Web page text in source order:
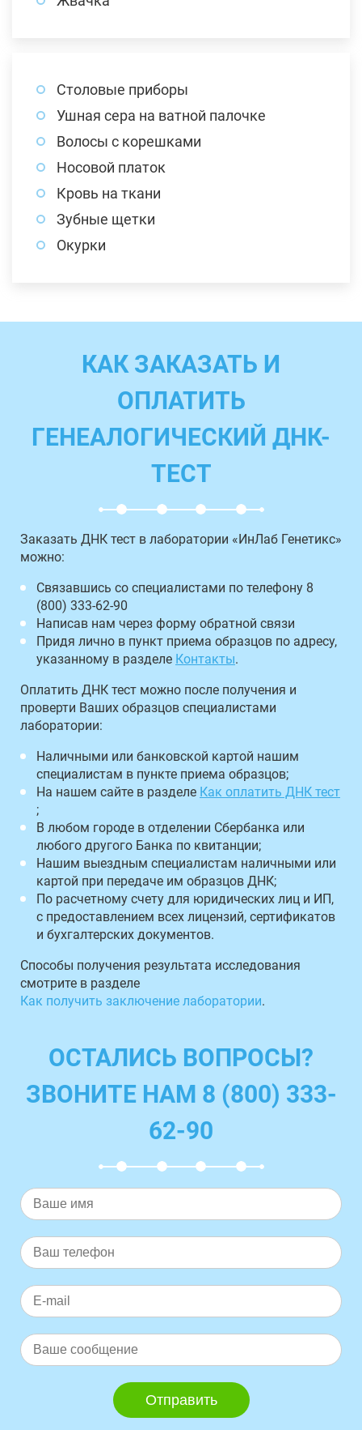
Столовые приборы
Ушная сера на ватной палочке
Волосы с корешками
Носовой платок
Кровь на ткани
Зубные щетки
Окурки
КАК ЗАКАЗАТЬ И
ОПЛАТИТЬ
ГЕНЕАЛОГИЧЕСКИЙ ДНК-
ТЕСТ
Заказать ДНК тест в лаборатории «ИнЛаб Генетикс»
можно:
Связавшись со специалистами по телефону 8
(800) 333-62-90
Написав нам через форму обратной связи
Придя лично в пункт приема образцов по адресу,
указанному в разделе Контакты.
Оплатить ДНК тест можно после получения и
проверти Ваших образцов специалистами
лаборатории:
Наличными или банковской картой нашим
специалистам в пункте приема образцов;
На нашем сайте в разделе Как оплатить ДНК тест
;
В любом городе в отделении Сбербанка или
любого другого Банка по квитанции;
Нашим выездным специалистам наличными или
картой при передаче им образцов ДНК;
По расчетному счету для юридических лиц и ИП,
с предоставлением всех лицензий, сертификатов
и бухгалтерских документов.
Способы получения результата исследования
смотрите в разделе
Как получить заключение лаборатории.
ОСТАЛИСЬ ВОПРОСЫ?
ЗВОНИТЕ НАМ 8 (800) 333-
62-90